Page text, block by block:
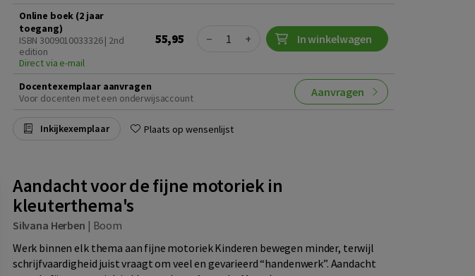
Online boek (2 jaar
toegang)
ISBN 3009010033326 | 2nd
edition
Direct via e-mail
55,95 Quantity
− + In winkelwagen
Docentexemplaar aanvragen
Voor docenten met een onderwijsaccount
Aanvragen
Inkijkexemplaar Plaats op wensenlijst
Aandacht voor de fijne motoriek in
kleuterthema's
Silvana Herben | Boom
Werk binnen elk thema aan fijne motoriek Kinderen bewegen minder, terwijl
schrijfvaardigheid juist vraagt om veel en gevarieerd “handenwerk”. Aandacht